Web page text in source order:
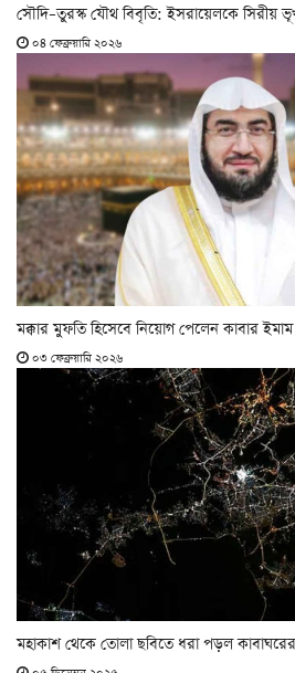
সৌদি–তুরস্ক যৌথ বিবৃতি: ইসরায়েলকে সিরীয়
০৪ ফেব্রুয়ারি ২০২৬
মক্কার মুফতি হিসেবে নিয়োগ পেলেন কাবার ইমাম
০৩ ফেব্রুয়ারি ২০২৬
মহাকাশ থেকে তোলা ছবিতে ধরা পড়ল